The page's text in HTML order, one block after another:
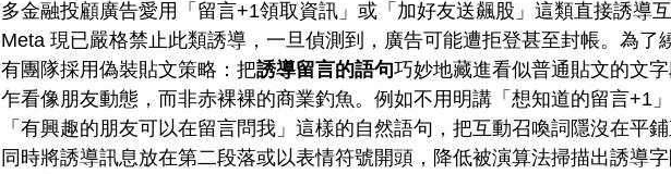
多金融投顧廣告愛用「留言+1領取資訊」或「加好友送飆股」這類直接誘導
Meta 現已嚴格禁止此類誘導，一旦偵測到，廣告可能遭拒登甚至封帳。為了
有團隊採用偽裝貼文策略：把誘導留言的語句巧妙地藏進看似普通貼文的文
乍看像朋友動態，而非赤裸裸的商業釣魚。例如不用明講「想知道的留言+1
「有興趣的朋友可以在留言問我」這樣的自然語句，把互動召喚詞隱沒在平鋪
同時將誘導訊息放在第二段落或以表情符號開頭，降低被演算法掃描出誘導